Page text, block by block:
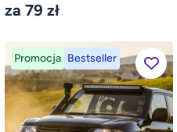
za 79 zł
Promocja Bestseller